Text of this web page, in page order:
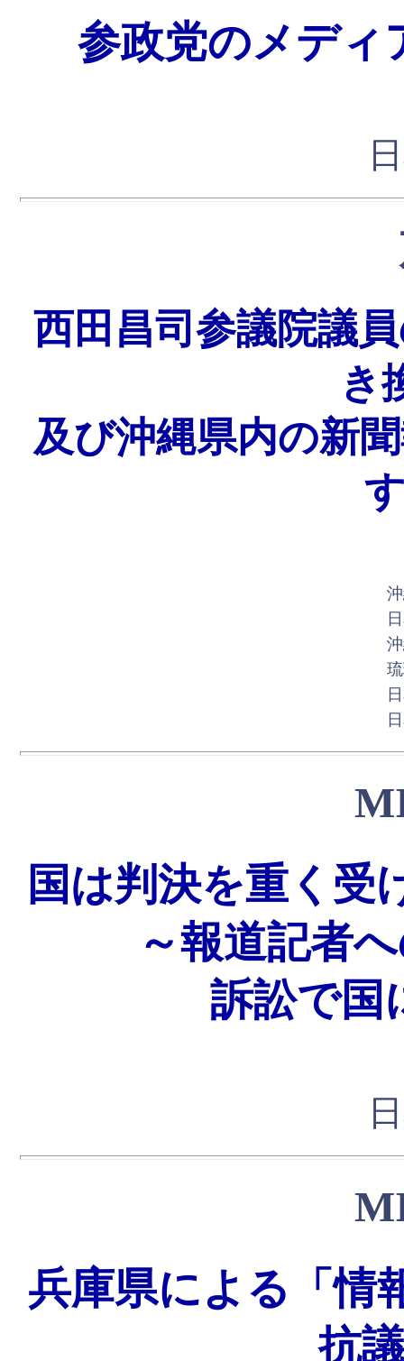
参政党のメディ
西田昌司参議院議
き
及び沖縄県内の新
国は判決を重く受
～報道記者
訴訟で国
兵庫県による「情
抗